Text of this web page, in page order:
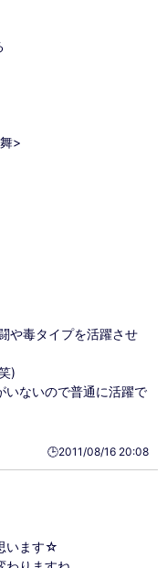
>
や毒タイプを活躍させ
)
いないので普通に活躍で
🕒️2011/08/16 20:08
います☆